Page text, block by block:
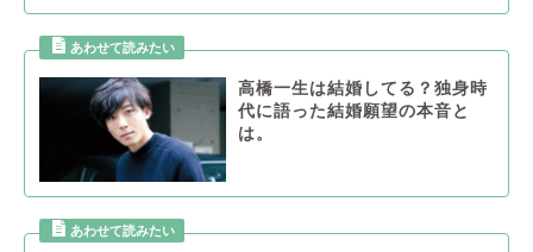
高橋一生は結婚してる？独身時
代に語った結婚願望の本音と
は。